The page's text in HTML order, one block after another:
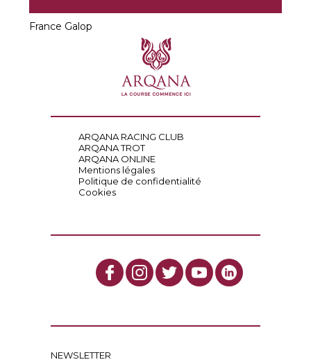
France Galop
ARQANA RACING CLUB
ARQANA TROT
ARQANA ONLINE
Mentions légales
Politique de confidentialité
Cookies
NEWSLETTER